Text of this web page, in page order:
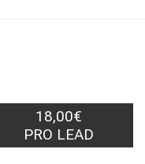
18,00€
PRO LEAD